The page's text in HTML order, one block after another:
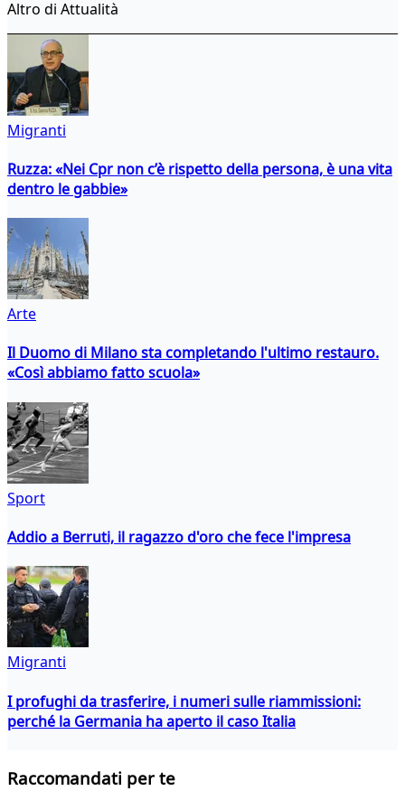
Altro di Attualità
Migranti
Ruzza: «Nei Cpr non c’è rispetto della persona, è una vita
dentro le gabbie»
Arte
Il Duomo di Milano sta completando l'ultimo restauro.
«Così abbiamo fatto scuola»
Sport
Addio a Berruti, il ragazzo d'oro che fece l'impresa
Migranti
I profughi da trasferire, i numeri sulle riammissioni:
perché la Germania ha aperto il caso Italia
Raccomandati per te